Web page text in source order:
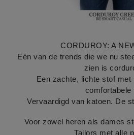
CORDUROY: A
Eén van de trends die we nu
zien is
Een zachte, lichte stof met
comfortabele
Vervaardigd van katoen. De
Voor zowel heren als dames
Tailors met alle